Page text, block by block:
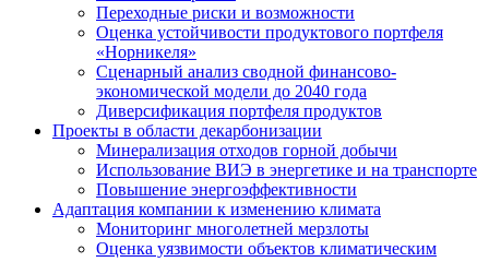
Переходные риски и возможности
Оценка устойчивости продуктового портфеля
«Норникеля»
Сценарный анализ сводной финансово-
экономической модели до 2040 года
Диверсификация портфеля продуктов
Проекты в области декарбонизации
Минерализация отходов горной добычи
Использование ВИЭ в энергетике и на транспорте
Повышение энергоэффективности
Адаптация компании к изменению климата
Мониторинг многолетней мерзлоты
Оценка уязвимости объектов климатическим